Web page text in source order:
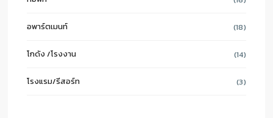
อพาร์ตเมนท์ (18)
โกดัง /โรงงาน (14)
โรงแรม/รีสอร์ท (3)